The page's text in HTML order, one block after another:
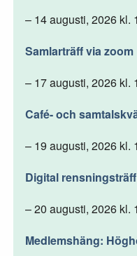
– 14 augusti, 2026 kl.
Samlarträff via zoom
– 17 augusti, 2026 kl.
Café- och
– 19 augusti, 2026 kl.
Digital rensningsträff
– 20 augusti, 2026 kl.
Medlemshäng: